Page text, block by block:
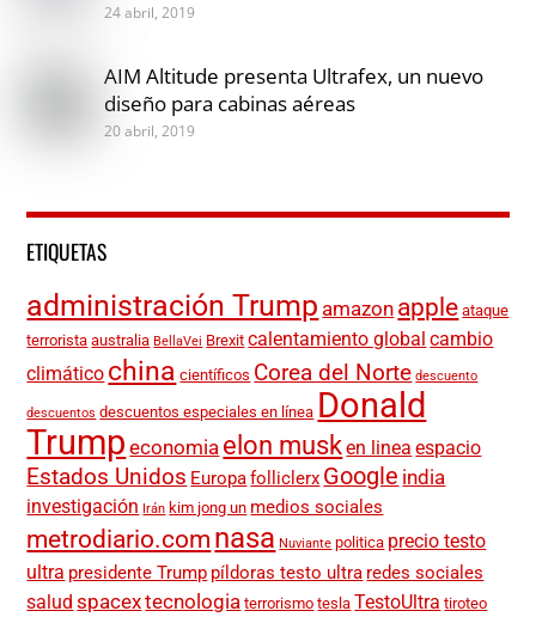
24 abril, 2019
AIM Altitude presenta Ultrafex, un nuevo
diseño para cabinas aéreas
20 abril, 2019
ETIQUETAS
administración Trump amazon apple ataque
terrorista australia BellaVei Brexit calentamiento global cambio
climático china científicos Corea del Norte descuento
descuentos descuentos especiales en línea Donald
Trump economia elon musken linea espacio
Estados Unidos Europafolliclerx Google india
investigación Irán kim jong un medios sociales
metrodiario.com nasa Nuviante politica precio testo
ultra presidente Trump píldoras testo ultra redes sociales
salud spacextecnologia terrorismo tesla TestoUltra tiroteo